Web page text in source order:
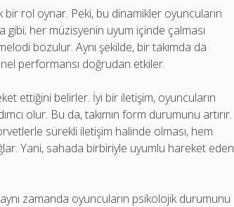
bir rol oynar. Peki, bu dinamikler oyuncuların
her müzisyenin uyum içinde çalması
bozulur. Aynı şekilde, bir takımda da
performansı doğrudan etkiler.
ettiğini belirler. İyi bir iletişim, oyuncuların
olur. Bu da, takımın form durumunu artırır.
sürekli iletişim halinde olması, hem
Yani, sahada birbiriyle uyumlu hareket eden
zamanda oyuncuların psikolojik durumunu